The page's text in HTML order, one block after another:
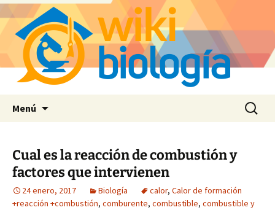
Menú Buscar:
Cual es la reacción de combustión y
factores que intervienen
24 enero, 2017 Biología calor, Calor de formación
+reacción +combustión, comburente, combustible, combustible y